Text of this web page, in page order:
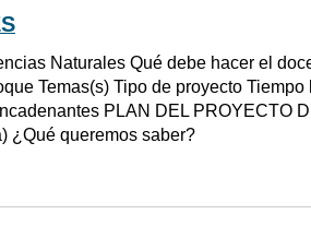
Naturales Qué debe hacer el
Temas(s) Tipo de proyecto Tiempo
PLAN DEL PROYECTO
¿Qué queremos saber?